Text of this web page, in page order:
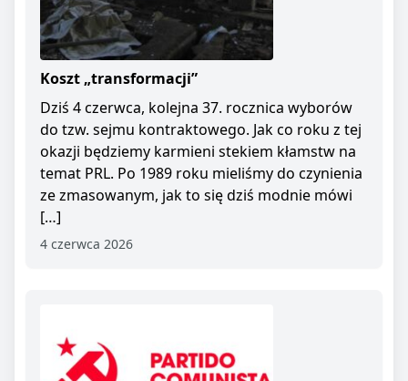
Koszt „transformacji”
Dziś 4 czerwca, kolejna 37. rocznica wyborów
do tzw. sejmu kontraktowego. Jak co roku z tej
okazji będziemy karmieni stekiem kłamstw na
temat PRL. Po 1989 roku mieliśmy do czynienia
ze zmasowanym, jak to się dziś modnie mówi
[…]
4 czerwca 2026